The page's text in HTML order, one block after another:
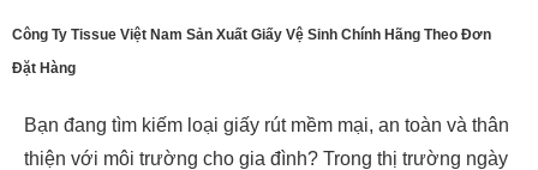
Công Ty Tissue Việt Nam Sản Xuất Giấy Vệ Sinh Chính Hãng Theo Đơn
Đặt Hàng
Bạn đang tìm kiếm loại giấy rút mềm mại, an toàn và thân
thiện với môi trường cho gia đình? Trong thị trường ngày